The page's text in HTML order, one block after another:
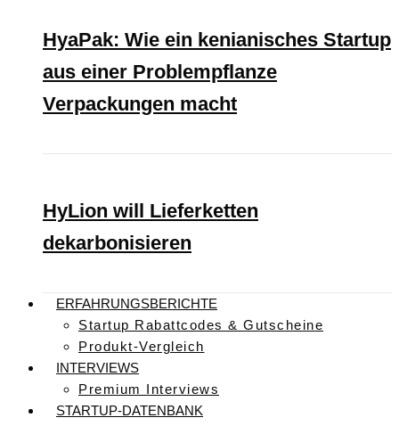
HyaPak: Wie ein kenianisches Startup
aus einer Problempflanze
Verpackungen macht
HyLion will Lieferketten
dekarbonisieren
ERFAHRUNGSBERICHTE
Startup Rabattcodes & Gutscheine
Produkt-Vergleich
INTERVIEWS
Premium Interviews
STARTUP-DATENBANK